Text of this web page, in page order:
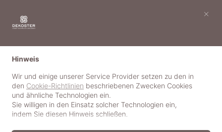
Hinweis
Wir und einige unserer Service Provider setzen zu den in
den Cookie-Richtlinien beschriebenen Zwecken Cookies
und ähnliche Technologien ein.
Sie willigen in den Einsatz solcher Technologien ein,
indem Sie diesen Hinweis schließen.
×